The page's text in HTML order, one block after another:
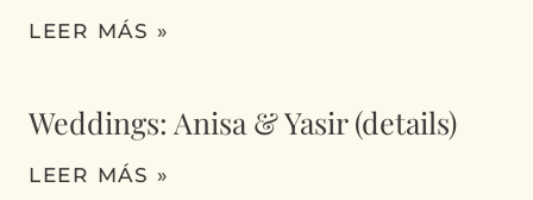
LEER MÁS »
Weddings: Anisa & Yasir (details)
LEER MÁS »